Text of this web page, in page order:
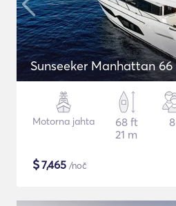
Sunseeker Manhattan 66
Motorna jahta
68 ft
21 m
8
$7,465 /noč